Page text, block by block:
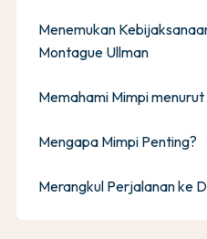
Menemukan
Montague Ullman
Memahami Mimpi
Mengapa Mimpi Penting?
Merangkul Perjalanan ke